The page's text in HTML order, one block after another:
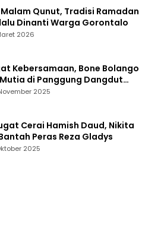
Qunut, Tradisi Ramadan
Dinanti Warga Gorontalo
2026
Kebersamaan, Bone Bolango
di Panggung Dangdut
7
2025
Cerai Hamish Daud, Nikita
Peras Reza Gladys
2025